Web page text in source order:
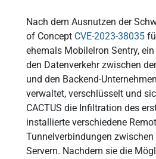
Nach dem Ausnutzen der
of Concept CVE-2023-38035
ehemals Mobilelron Sentry,
den Datenverkehr zwischen
und den Backend-
verwaltet, verschlüsselt und
CACTUS die Infiltration des
installierte verschiedene
Tunnelverbindungen
Servern. Nachdem sie die